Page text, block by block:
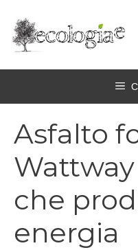
contenuto
Asfalto
che
energia